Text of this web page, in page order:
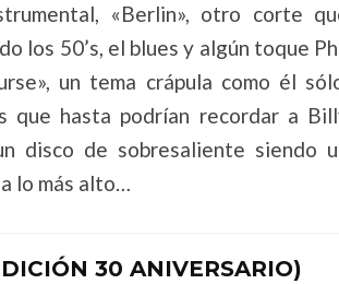
«Berlin», otro corte
los 50’s, el blues y algún toque
un tema crápula como él
que hasta podrían recordar a
disco de sobresaliente siendo
lo más alto…
30 ANIVERSARIO)